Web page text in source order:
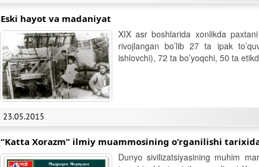
Eski hayot va madaniyat
23.05.2015
XIX asr boshlarida xonlikda
rivojlangan bo’lib 27 ta ipak
ishlovchi), 72 ta bo’yoqchi, 50 ta
“Katta Xorazm” ilmiy muammosining o’rganilishi
Dunyo sivilizatsiyasining muhim